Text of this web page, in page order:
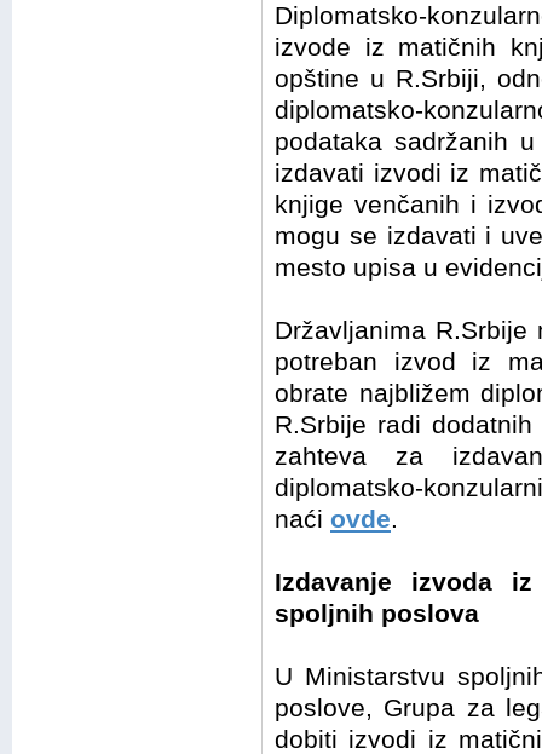
Diplomatsko-
izvode iz matičnih
opštine u R.Srbiji,
diplomatsko-
podataka sadržanih
izdavati izvodi iz
knjige venčanih i
mogu se izdavati i
mesto upisa u
Državljanima
potreban izvod iz
obrate najbližem
R.Srbije radi
zahteva za
diplomatsko-
naći ovde.
Izdavanje izvoda
spoljnih poslova
U Ministarstvu
poslove, Grupa za
dobiti izvodi iz